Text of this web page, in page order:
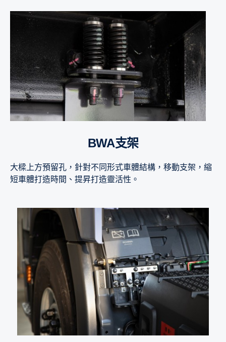
BWA支架
大樑上方預留孔，針對不同形式車體結構，移動支架，縮
短車體打造時間、提昇打造靈活性。